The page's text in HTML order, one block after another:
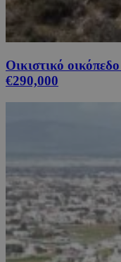
Οικιστικό
€290,000